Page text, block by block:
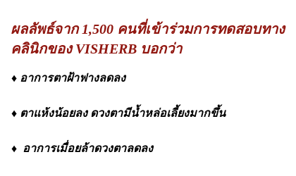
ผลลัพธ์จาก 1,500 คนที่เข้าร่วมการทดสอบทาง
คลินิกของ VISHERB บอกว่า
♦ อาการตาฝ้าฟางลดลง
♦ ตาแห้งน้อยลง ดวงตามีน้ำหล่อเลี้ยงมากขึ้น
♦ อาการเมื่อยล้าดวงตาลดลง